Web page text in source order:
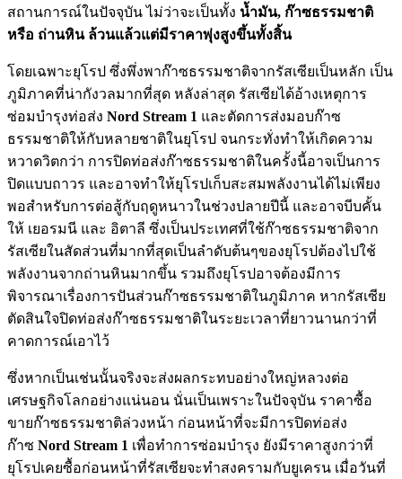
สถานการณ์ในปัจจุบัน ไม่ว่าจะเป็นทั้ง น้ำมัน, ก๊าซธรรมชาติ
หรือ ถ่านหิน ล้วนแล้วแต่มีราคาพุ่งสูงขึ้นทั้งสิ้น
โดยเฉพาะยุโรป ซึ่งพึ่งพาก๊าซธรรมชาติจากรัสเซียเป็นหลัก เป็น
ภูมิภาคที่น่ากังวลมากที่สุด หลังล่าสุด รัสเซียได้อ้างเหตุการ
ซ่อมบำรุงท่อส่ง Nord Stream 1 และตัดการส่งมอบก๊าซ
ธรรมชาติให้กับหลายชาติในยุโรป จนกระทั่งทำให้เกิดความ
หวาดวิตกว่า การปิดท่อส่งก๊าซธรรมชาติในครั้งนี้อาจเป็นการ
ปิดแบบถาวร และอาจทำให้ยุโรปเก็บสะสมพลังงานได้ไม่เพียง
พอสำหรับการต่อสู้กับฤดูหนาวในช่วงปลายปีนี้ และอาจบีบคั้น
ให้ เยอรมนี และ อิตาลี ซึ่งเป็นประเทศที่ใช้ก๊าซธรรมชาติจาก
รัสเซียในสัดส่วนที่มากที่สุดเป็นลำดับต้นๆของยุโรปต้องไปใช้
พลังงานจากถ่านหินมากขึ้น รวมถึงยุโรปอาจต้องมีการ
พิจารณาเรื่องการปันส่วนก๊าซธรรมชาติในภูมิภาค หากรัสเซีย
ตัดสินใจปิดท่อส่งก๊าซธรรมชาติในระยะเวลาที่ยาวนานกว่าที่
คาดการณ์เอาไว้
ซึ่งหากเป็นเช่นนั้นจริงจะส่งผลกระทบอย่างใหญ่หลวงต่อ
เศรษฐกิจโลกอย่างแน่นอน นั่นเป็นเพราะในปัจจุบัน ราคาซื้อ
ขายก๊าซธรรมชาติล่วงหน้า ก่อนหน้าที่จะมีการปิดท่อส่ง
ก๊าซ Nord Stream 1 เพื่อทำการซ่อมบำรุง ยังมีราคาสูงกว่าที่
ยุโรปเคยซื้อก่อนหน้าที่รัสเซียจะทำสงครามกับยูเครน เมื่อวันที่